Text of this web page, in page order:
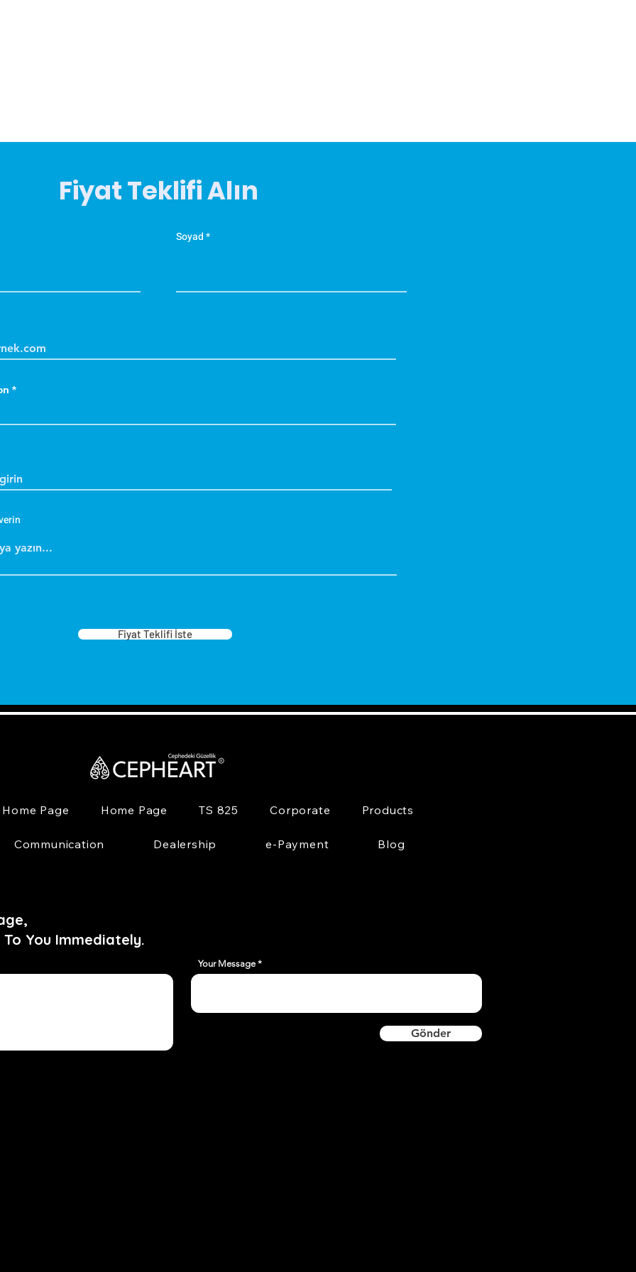
Fiyat Teklifi Alın
Soyad
Fiyat Teklifi İste
Home Page Home Page TS 825 Corporate Products
Communication Dealership e-Payment Blog
You Immediately.
Your Message
Gönder